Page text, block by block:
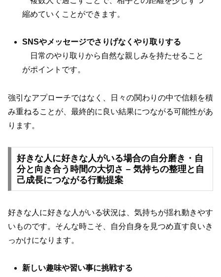
縮めていくことができます。
SNSやメッセージでさりげなくやり取りする
日常のやり取りから自然な親しみを持たせること
がポイントです。
強引なアプローチではなく、日々の関わりの中で信頼を積
み重ねることが、最終的に良い結果につながる可能性があ
ります。
好きな人に好きな人がいる場合の自分磨き・自
分と向き合う時間の大切さ – 気持ちの整理と自
己成長につながる行動提案
好きな人に好きな人がいる状況は、気持ちが揺れ動きやす
いものです。そんな時こそ、自分自身を見つめ直す良いき
っかけになります。
新しい趣味や習い事に挑戦する